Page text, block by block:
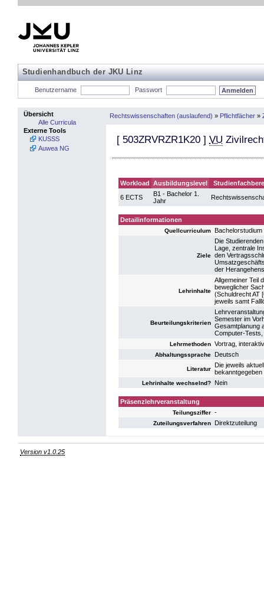
Studienhandbuch der JKU Linz
Benutzername Passwort
Übersicht
Alle Curricula
Externe Tools
KUSSS
Auwea NG
Rechtswissenschaften (auslaufend) » Pflichtfächer »
[ 503ZRVRZR1K20 ] VU
Workload Ausbildungslevel
6 ECTS
B1 - Bachelor 1.
Jahr
Detailinformationen
Quellcurriculum
Ziele
Die
Lage, zentrale
den
der
Lehrinhalte
Allgemeiner Teil
beweglicher
(Schuldrecht AT
jeweils samt
Beurteilungskriterien
Semester im
Gesamtplanung
Computer-
Lehrmethoden Vortrag,
Abhaltungssprache Deutsch
Literatur
Die jeweils
bekanntgegeben
Lehrinhalte wechselnd? Nein
Präsenzlehrveranstaltung
Teilungsziffer -
Zuteilungsverfahren Direktzuteilung
Version v1.0.25